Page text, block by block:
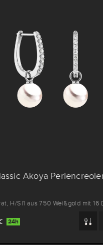
Akoya
H/SI1 aus 750 Weißgold mit 16
24h